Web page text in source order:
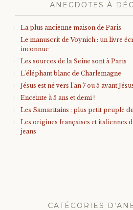
ANECDOTES À
La plus ancienne maison de Paris
Le manuscrit de Voynich : un livre
inconnue
Les sources de la Seine sont à Paris
L’éléphant blanc de Charlemagne
Jésus est né vers l’an 7 ou 5 avant
Enceinte à 5 ans et demi !
Les Samaritains : plus petit peuple
Les origines françaises et italiennes
jeans
CATÉGORIES